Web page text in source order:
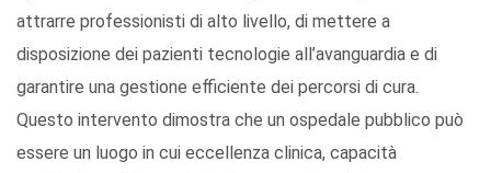
attrarre professionisti di alto livello, di mettere a
disposizione dei pazienti tecnologie all’avanguardia e di
garantire una gestione efficiente dei percorsi di cura.
Questo intervento dimostra che un ospedale pubblico può
essere un luogo in cui eccellenza clinica, capacità